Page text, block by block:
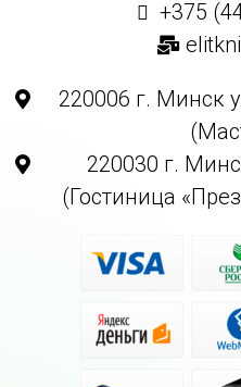
+375
220006 г. Минск
220030 г.
(Гостиница